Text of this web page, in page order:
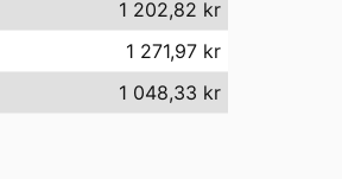
1 202,82 kr
1 271,97 kr
1 048,33 kr